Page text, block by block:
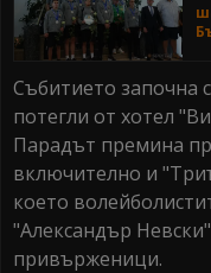
Събитието започна
потегли от хотел
Парадът премина
включително и
което
"Александър
привърженици.